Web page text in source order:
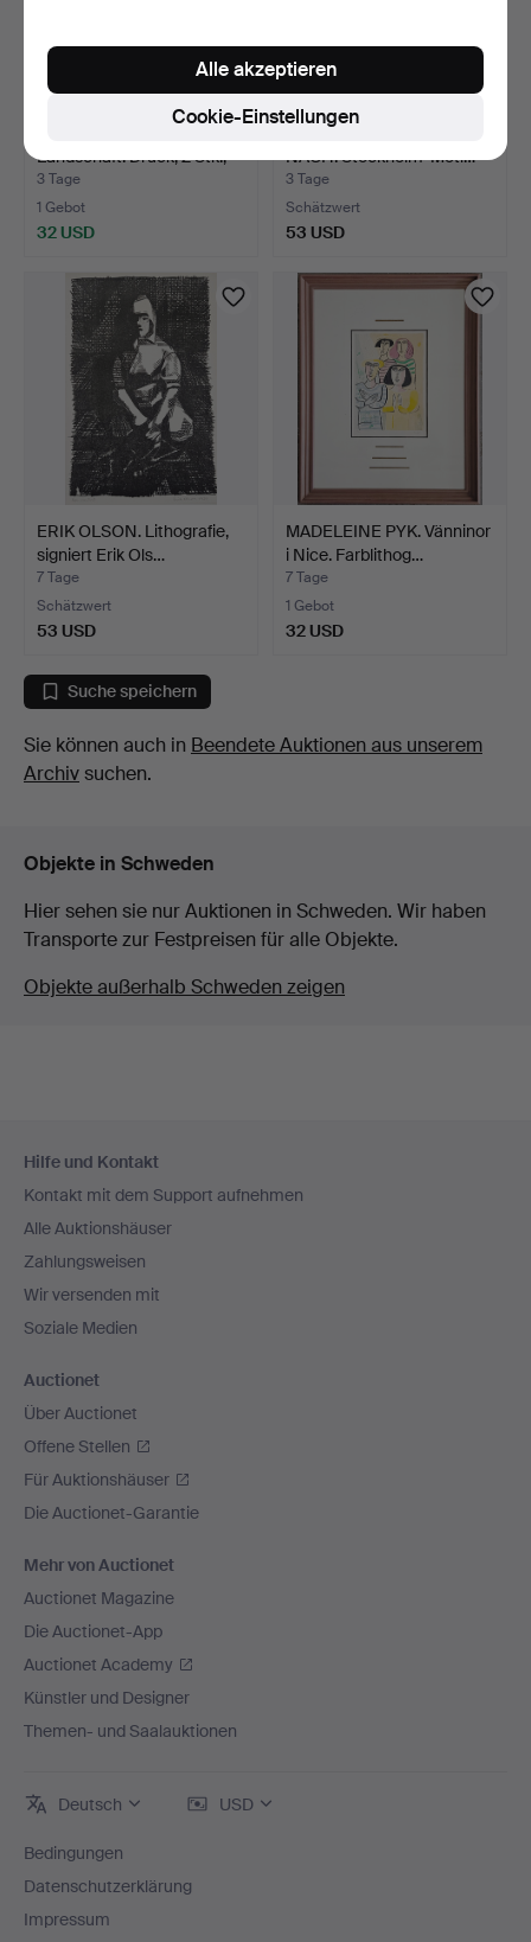
Landschaft. Druck, 2 Stk.,
in…
3 Tage
1 Gebot
32 USD
JOHAN FREDRIK MARTIN.
NACH. Stockholm-Moti…
3 Tage
Schätzwert
53 USD
ERIK OLSON. Lithografie,
signiert Erik Ols…
7 Tage
Schätzwert
53 USD
MADELEINE PYK. Vänninor
i Nice. Farblithog…
7 Tage
1 Gebot
32 USD
Suche speichern
Sie können auch in Beendete Auktionen aus unserem
Archivsuchen.
Objekte in Schweden
Hier sehen sie nur Auktionen in Schweden. Wir haben
Transporte zur Festpreisen für alle Objekte.
Objekte außerhalb Schweden zeigen
Navigation
Hilfe und Kontakt
Kontakt mit dem Support aufnehmen
Alle Auktionshäuser
Zahlungsweisen
Wir versenden mit
Soziale Medien
Auctionet
Über Auctionet
Offene Stellen
Für Auktionshäuser
Die Auctionet-Garantie
Mehr von Auctionet
Auctionet Magazine
Die Auctionet-App
Auctionet Academy
Künstler und Designer
Themen- und Saalauktionen
Deutsch USD
Bedingungen
Datenschutzerklärung
Impressum
Cookie-Einstellungen
Alle akzeptieren